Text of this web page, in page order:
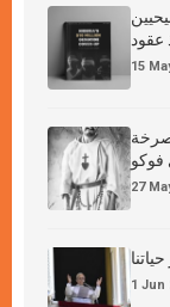
عقود
15
27
1 Jun